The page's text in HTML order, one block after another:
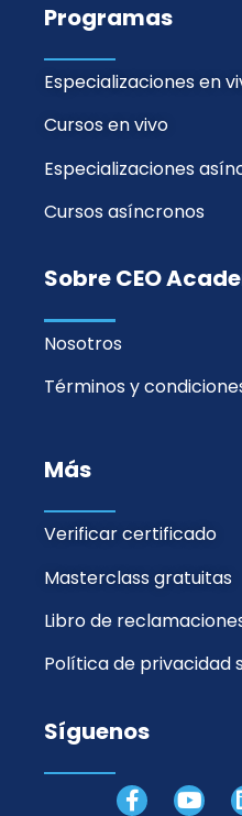
Programas
Especializaciones en
Cursos en vivo
Especializaciones
Cursos asíncronos
Sobre CEO
Nosotros
Términos y
Más
Verificar certificado
Masterclass gratuitas
Libro de
Política de privacidad
Síguenos
F
Y